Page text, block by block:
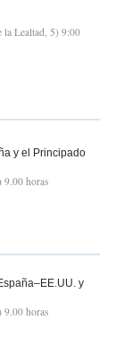
la Lealtad, 5) 9:00
y el Principado
9.00 horas
y
9.00 horas